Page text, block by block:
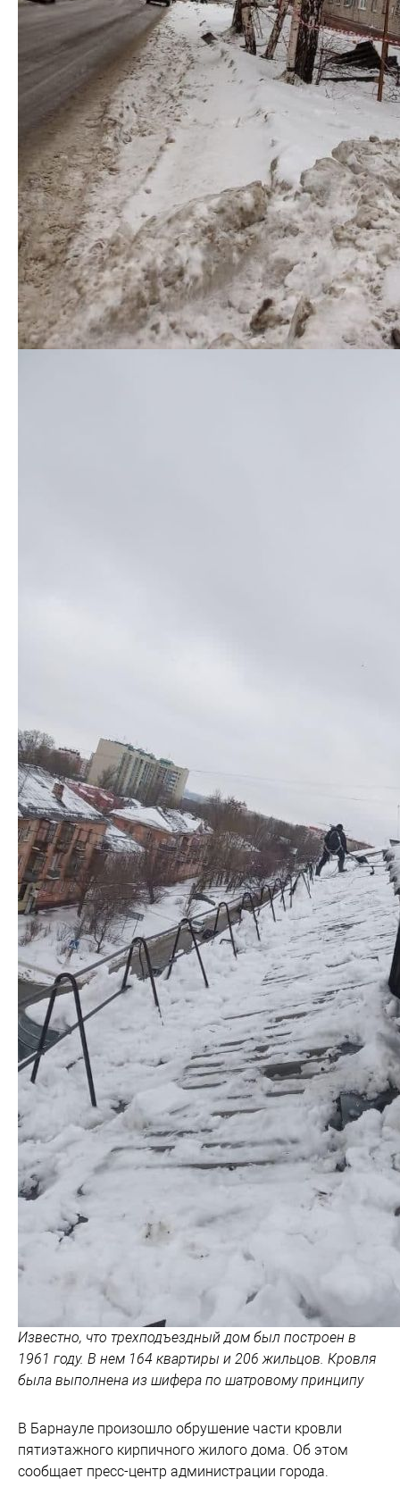
Известно, что трехподъездный дом был построен в
1961 году. В нем 164 квартиры и 206 жильцов. Кровля
была выполнена из шифера по шатровому принципу
В Барнауле произошло обрушение части кровли
пятиэтажного кирпичного жилого дома. Об этом
сообщает пресс-центр администрации города.